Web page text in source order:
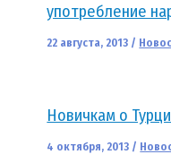
употребление
22 августа, 2013 /
Новичкам о
4 октября, 2013 /